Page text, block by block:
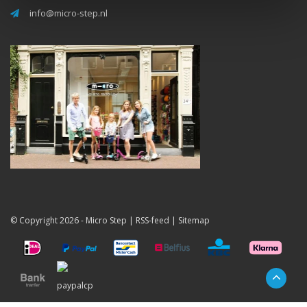
info@micro-step.nl
© Copyright 2026 - Micro Step | RSS-feed | Sitemap